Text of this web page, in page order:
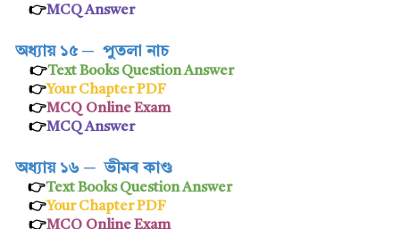
👉MCQ Answer
অধ্যায় ১৫ ─ পুতলা নাচ
👉Text Books Question Answer
👉Your Chapter PDF
👉MCQ Online Exam
👉MCQ Answer
অধ্যায় ১৬ ─ ভীমৰ কাণ্ড
👉Text Books Question Answer
👉Your Chapter PDF
👉MCQ Online Exam